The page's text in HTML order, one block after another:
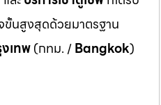
ขั้นสูงสุดด้วยมาตรฐาน
เทพ(กทม. /Bangkok)